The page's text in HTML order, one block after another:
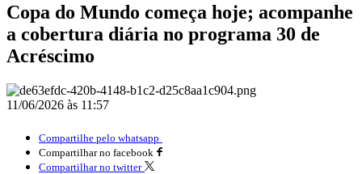
Copa do Mundo começa hoje; acompanhe
a cobertura diária no programa 30 de
Acréscimo
11/06/2026 às 11:57
Compartilhe pelo whatsapp
Compartilhar no facebook
Compartilhar no twitter